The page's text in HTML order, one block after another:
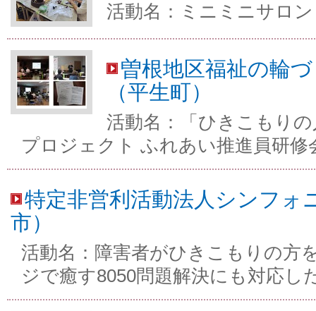
活動名：ミニミニサロン
曽根地区福祉の輪
（平生町）
活動名：「ひきこもり
プロジェクト ふれあい推進員研修
特定非営利活動法人シンフォ
市）
活動名：障害者がひきこもりの方
ジで癒す8050問題解決にも対応し